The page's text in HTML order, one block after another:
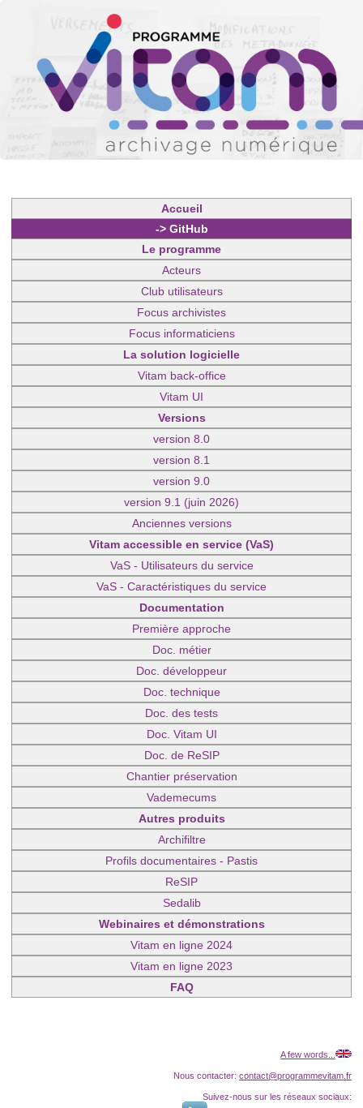
Accueil
-> GitHub
Le programme
Acteurs
Club utilisateurs
Focus archivistes
Focus informaticiens
La solution logicielle
Vitam back-office
Vitam UI
Versions
version 8.0
version 8.1
version 9.0
version 9.1 (juin 2026)
Anciennes versions
Vitam accessible en service (VaS)
VaS - Utilisateurs du service
VaS - Caractéristiques du service
Documentation
Première approche
Doc. métier
Doc. développeur
Doc. technique
Doc. des tests
Doc. Vitam UI
Doc. de ReSIP
Chantier préservation
Vademecums
Autres produits
Archifiltre
Profils documentaires - Pastis
ReSIP
Sedalib
Webinaires et démonstrations
Vitam en ligne 2024
Vitam en ligne 2023
FAQ
A few words...
Nous contacter: contact@programmevitam.fr
Suivez-nous sur les réseaux sociaux: